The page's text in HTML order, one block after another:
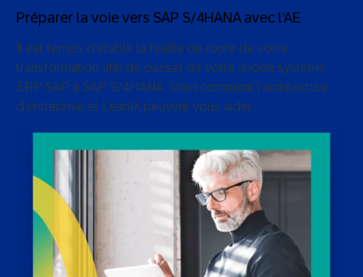
Préparer la voie vers SAP S/4HANA avec l’AE
Il est temps d’établir la feuille de route de votre
transformation afin de passer de votre ancien système
ERP SAP à SAP S/4HANA. Voici comment l’architecture
d’entreprise et LeanIX peuvent vous aider.